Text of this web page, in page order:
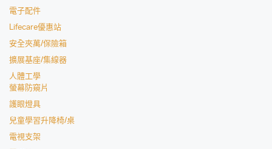
電子配件
Lifecare優惠站
安全夾萬/保險箱
擴展基座/集線器
人體工學
螢幕防窺片
護眼燈具
兒童學習升降椅/桌
電視支架